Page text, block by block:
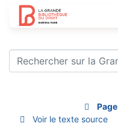
Page
Voir le texte source